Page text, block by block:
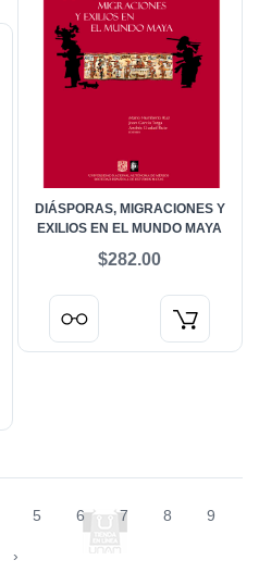
DIÁSPORAS, MIGRACIONES Y
EXILIOS EN EL MUNDO MAYA
$282.00
5 6 7 8 9
›